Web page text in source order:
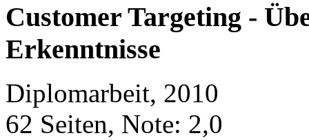
Customer Targeting -
Erkenntnisse
Diplomarbeit, 2010
62 Seiten, Note: 2,0